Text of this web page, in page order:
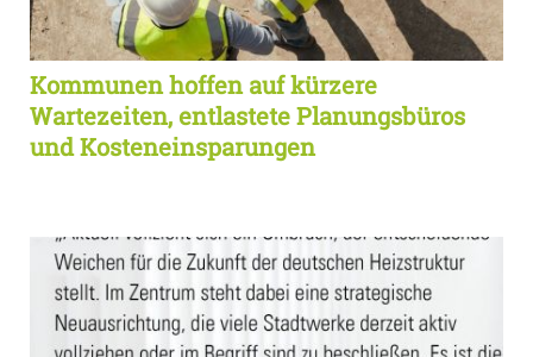
Kommunen hoffen auf kürzere
Wartezeiten, entlastete Planungsbüros
und Kosteneinsparungen